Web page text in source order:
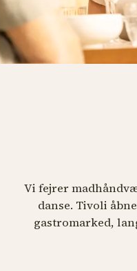
Vi fejrer
danse. Tivoli
gastromarked,